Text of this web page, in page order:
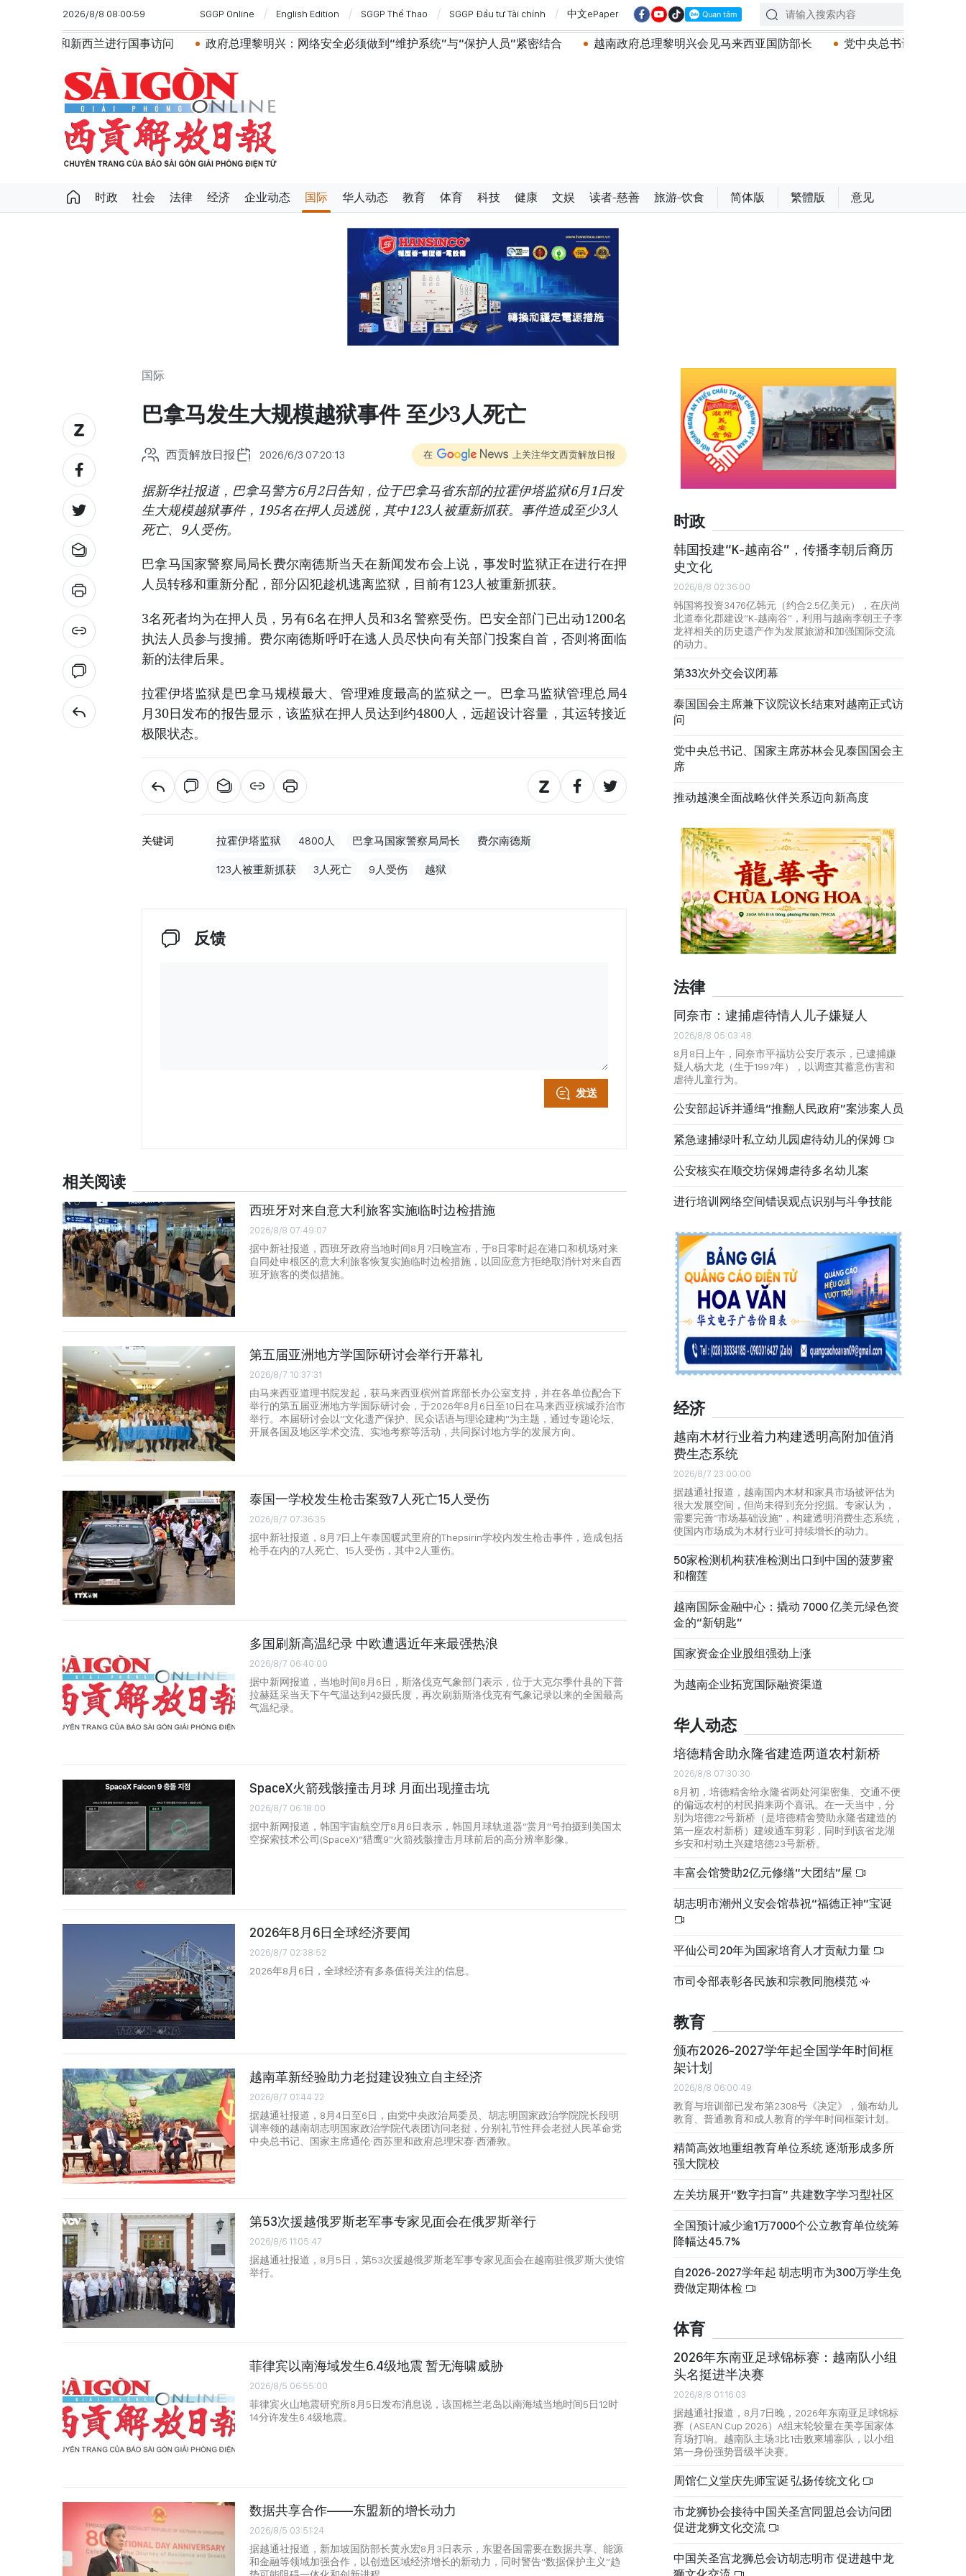
2026/8/8 08:00:59 SGGP Online English Edition SGGP Thể Thao SGGP Đầu tư Tài chính 中文ePaper
行国事访问 政府总理黎明兴：网络安全必须做到“维护系统”与“保护人员”紧密结合 越南政府总理黎明兴会见马来西亚国防部长 党中央总书记、国家主席苏林：越南与马来
时政 社会 法律 经济 企业动态 国际 华人动态 教育 体育 科技 健康 文娱 读者-慈善 旅游-饮食 简体版 繁體版 意见
国际
巴拿马发生大规模越狱事件 至少3人死亡
西贡解放日报 2026/6/3 07:20:13 在 上关注华文西贡解放日报
据新华社报道，巴拿马警方6月2日告知，位于巴拿马省东部的拉霍伊塔监狱6月1日发
生大规模越狱事件，195名在押人员逃脱，其中123人被重新抓获。事件造成至少3人
死亡、9人受伤。
巴拿马国家警察局局长费尔南德斯当天在新闻发布会上说，事发时监狱正在进行在押
人员转移和重新分配，部分囚犯趁机逃离监狱，目前有123人被重新抓获。
3名死者均为在押人员，另有6名在押人员和3名警察受伤。巴安全部门已出动1200名
执法人员参与搜捕。费尔南德斯呼吁在逃人员尽快向有关部门投案自首，否则将面临
新的法律后果。
拉霍伊塔监狱是巴拿马规模最大、管理难度最高的监狱之一。巴拿马监狱管理总局4
月30日发布的报告显示，该监狱在押人员达到约4800人，远超设计容量，其运转接近
极限状态。
关键词 拉霍伊塔监狱 4800人 巴拿马国家警察局局长 费尔南德斯
123人被重新抓获 3人死亡 9人受伤 越狱
反馈
发送
相关阅读
西班牙对来自意大利旅客实施临时边检措施
2026/8/8 07:49:07
据中新社报道，西班牙政府当地时间8月7日晚宣布，于8日零时起在港口和机场对来
自同处申根区的意大利旅客恢复实施临时边检措施，以回应意方拒绝取消针对来自西
班牙旅客的类似措施。
第五届亚洲地方学国际研讨会举行开幕礼
2026/8/7 10:37:31
由马来西亚道理书院发起，获马来西亚槟州首席部长办公室支持，并在各单位配合下
举行的第五届亚洲地方学国际研讨会，于2026年8月6日至10日在马来西亚槟城乔治市
举行。本届研讨会以“文化遗产保护、民众话语与理论建构”为主题，通过专题论坛、
开展各国及地区学术交流、实地考察等活动，共同探讨地方学的发展方向。
泰国一学校发生枪击案致7人死亡15人受伤
2026/8/7 07:36:35
据中新社报道，8月7日上午泰国暖武里府的Thepsirin学校内发生枪击事件，造成包括
枪手在内的7人死亡、15人受伤，其中2人重伤。
多国刷新高温纪录 中欧遭遇近年来最强热浪
2026/8/7 06:40:00
据中新网报道，当地时间8月6日，斯洛伐克气象部门表示，位于大克尔季什县的下普
拉赫廷采当天下午气温达到42摄氏度，再次刷新斯洛伐克有气象记录以来的全国最高
气温纪录。
SpaceX火箭残骸撞击月球 月面出现撞击坑
2026/8/7 06:18:00
据中新网报道，韩国宇宙航空厅8月6日表示，韩国月球轨道器“赏月”号拍摄到美国太
空探索技术公司(SpaceX)“猎鹰9”火箭残骸撞击月球前后的高分辨率影像。
2026年8月6日全球经济要闻
2026/8/7 02:38:52
2026年8月6日，全球经济有多条值得关注的信息。
越南革新经验助力老挝建设独立自主经济
2026/8/7 01:44:22
据越通社报道，8月4日至6日，由党中央政治局委员、胡志明国家政治学院院长段明
训率领的越南胡志明国家政治学院代表团访问老挝，分别礼节性拜会老挝人民革命党
中央总书记、国家主席通伦·西苏里和政府总理宋赛·西潘敦。
第53次援越俄罗斯老军事专家见面会在俄罗斯举行
2026/8/6 11:05:47
据越通社报道，8月5日，第53次援越俄罗斯老军事专家见面会在越南驻俄罗斯大使馆
举行。
菲律宾以南海域发生6.4级地震 暂无海啸威胁
2026/8/5 06:55:00
菲律宾火山地震研究所8月5日发布消息说，该国棉兰老岛以南海域当地时间5日12时
14分许发生6.4级地震。
数据共享合作——东盟新的增长动力
2026/8/5 03:51:24
据越通社报道，新加坡国防部长黄永宏8月3日表示，东盟各国需要在数据共享、能源
和金融等领域加强合作，以创造区域经济增长的新动力，同时警告“数据保护主义”趋
时政
韩国投建“K-越南谷”，传播李朝后裔历
史文化
2026/8/8 02:36:00
韩国将投资3476亿韩元（约合2.5亿美元），在庆尚
北道奉化郡建设“K-越南谷”，利用与越南李朝王子李
龙祥相关的历史遗产作为发展旅游和加强国际交流
的动力。
第33次外交会议闭幕
泰国国会主席兼下议院议长结束对越南正式访
问
党中央总书记、国家主席苏林会见泰国国会主
席
推动越澳全面战略伙伴关系迈向新高度
法律
同奈市：逮捕虐待情人儿子嫌疑人
2026/8/8 05:03:48
8月8日上午，同奈市平福坊公安厅表示，已逮捕嫌
疑人杨大龙（生于1997年），以调查其蓄意伤害和
虐待儿童行为。
公安部起诉并通缉“推翻人民政府”案涉案人员
紧急逮捕绿叶私立幼儿园虐待幼儿的保姆
公安核实在顺交坊保姆虐待多名幼儿案
进行培训网络空间错误观点识别与斗争技能
经济
越南木材行业着力构建透明高附加值消
费生态系统
2026/8/7 23:00:00
据越通社报道，越南国内木材和家具市场被评估为
很大发展空间，但尚未得到充分挖掘。专家认为，
需要完善“市场基础设施”，构建透明消费生态系统，
使国内市场成为木材行业可持续增长的动力。
50家检测机构获准检测出口到中国的菠萝蜜
和榴莲
越南国际金融中心：撬动 7000 亿美元绿色资
金的“新钥匙”
国家资金企业股组强劲上涨
为越南企业拓宽国际融资渠道
华人动态
培德精舍助永隆省建造两道农村新桥
2026/8/8 07:30:30
8月初，培德精舍给永隆省两处河渠密集、交通不便
的偏远农村的村民捎来两个喜讯。在一天当中，分
别为培德22号新桥（是培德精舍赞助永隆省建造的
第一座农村新桥）建竣通车剪彩，同时到该省龙湖
乡安和村动土兴建培德23号新桥。
丰富会馆赞助2亿元修缮“大团结”屋
胡志明市潮州义安会馆恭祝“福德正神”宝诞
平仙公司20年为国家培育人才贡献力量
市司令部表彰各民族和宗教同胞模范
教育
颁布2026-2027学年起全国学年时间框
架计划
2026/8/8 06:00:49
教育与培训部已发布第2308号《决定》，颁布幼儿
教育、普通教育和成人教育的学年时间框架计划。
精简高效地重组教育单位系统 逐渐形成多所
强大院校
左关坊展开“数字扫盲” 共建数字学习型社区
全国预计减少逾1万7000个公立教育单位统筹
降幅达45.7%
自2026-2027学年起 胡志明市为300万学生免
费做定期体检
体育
2026年东南亚足球锦标赛：越南队小组
头名挺进半决赛
2026/8/8 01:16:03
据越通社报道，8月7日晚，2026年东南亚足球锦标
赛（ASEAN Cup 2026）A组末轮较量在美亭国家体
育场打响。越南队主场3比1击败柬埔寨队，以小组
第一身份强势晋级半决赛。
周馆仁义堂庆先师宝诞 弘扬传统文化
市龙狮协会接待中国关圣宫同盟总会访问团
促进龙狮文化交流
中国关圣宫龙狮总会访胡志明市 促进越中龙